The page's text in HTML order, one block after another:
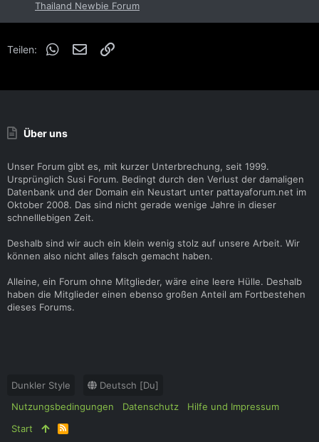
Thailand Newbie Forum
Teilen: WhatsApp
E-Mail
Über uns
Unser Forum gibt es, mit kurzer Unterbrechung, seit 1999.
Ursprünglich Susi Forum. Bedingt durch den Verlust der damaligen
Datenbank und der Domain ein Neustart unter pattayaforum.net im
Oktober 2008. Das sind nicht gerade wenige Jahre in dieser
schnelllebigen Zeit.
Deshalb sind wir auch ein klein wenig stolz auf unsere Arbeit. Wir
können also nicht alles falsch gemacht haben.
Alleine, ein Forum ohne Mitglieder, wäre eine leere Hülle. Deshalb
haben die Mitglieder einen ebenso großen Anteil am Fortbestehen
dieses Forums.
Dunkler Style
Deutsch [Du]
Nutzungsbedingungen
Datenschutz
Hilfe und Impressum
Start
R